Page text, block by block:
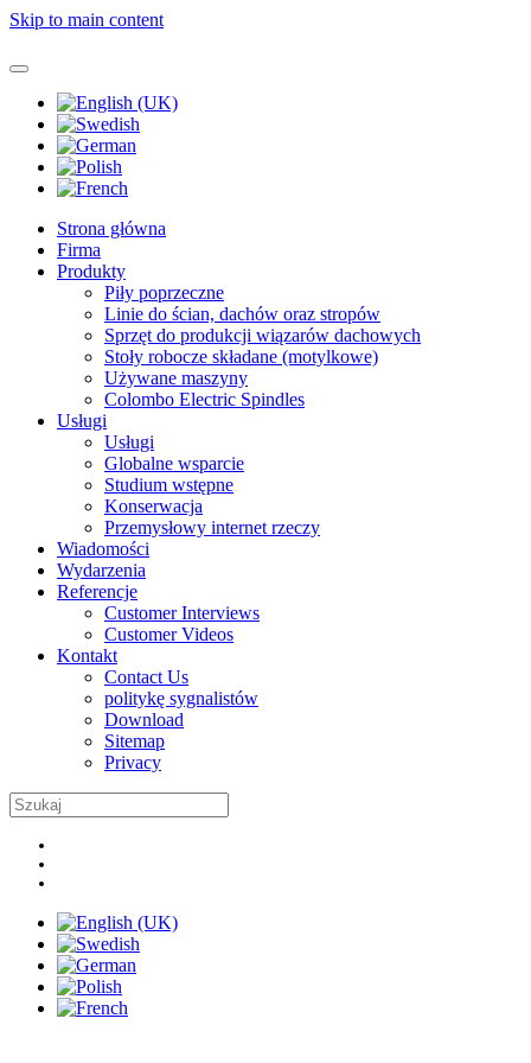
Skip to main content
Strona główna
Firma
Produkty
Piły poprzeczne
Linie do ścian, dachów oraz stropów
Sprzęt do produkcji wiązarów dachowych
Stoły robocze składane (motylkowe)
Używane maszyny
Colombo Electric Spindles
Usługi
Usługi
Globalne wsparcie
Studium wstępne
Konserwacja
Przemysłowy internet rzeczy
Wiadomości
Wydarzenia
Referencje
Customer Interviews
Customer Videos
Kontakt
Contact Us
politykę sygnalistów
Download
Sitemap
Privacy